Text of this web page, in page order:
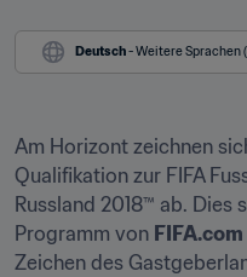
Deutsch - Weitere Sprachen
Am Horizont zeichnen
Qualifikation zur FIFA
Russland 2018™ ab.
Programm von FIFA.com
Zeichen des